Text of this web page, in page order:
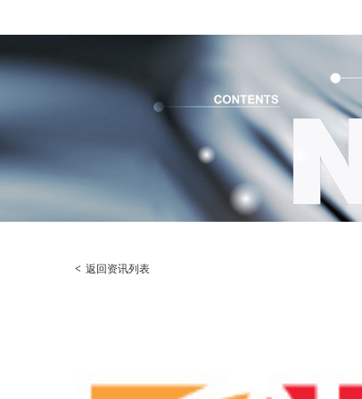
< 返回资讯列表